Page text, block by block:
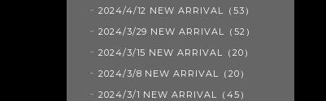
2024/4/12 NEW ARRIVAL（53）
2024/3/29 NEW ARRIVAL（52）
2024/3/15 NEW ARRIVAL（20）
2024/3/8 NEW ARRIVAL（20）
2024/3/1 NEW ARRIVAL（45）